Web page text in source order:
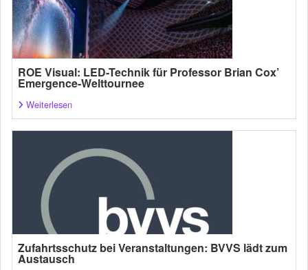
ROE Visual: LED-Technik für Professor Brian Cox’
Emergence-Welttournee
Weiterlesen
Zufahrtsschutz bei Veranstaltungen: BVVS lädt zum
Austausch